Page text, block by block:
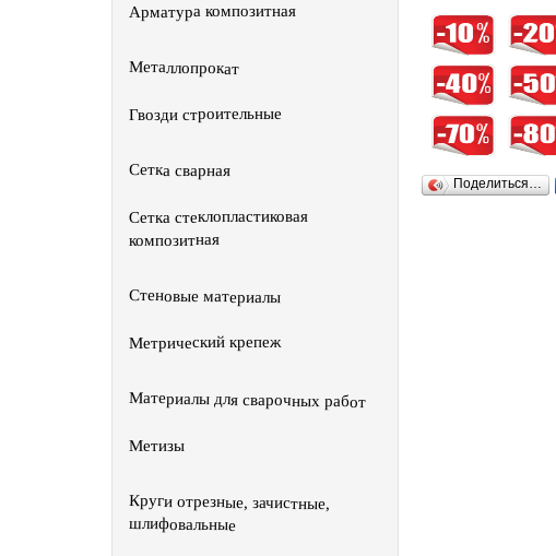
Арматура композитная
Металлопрокат
Гвозди строительные
Сетка сварная
Сетка стеклопластиковая
композитная
Стеновые материалы
Метрический крепеж
Материалы для сварочных работ
Метизы
Круги отрезные, зачистные,
шлифовальные
Поделиться…